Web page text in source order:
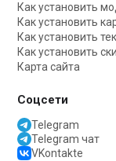
Как установить
Как установить
Как установить
Как установить
Карта сайта
Соцсети
Telegram
Telegram чат
VKontakte